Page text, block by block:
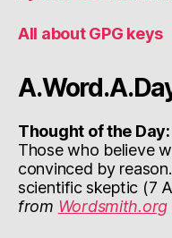
All about GPG keys
Thought of the Day:
Those who believe
convinced by
scientific skeptic (7
from Wordsmith.org